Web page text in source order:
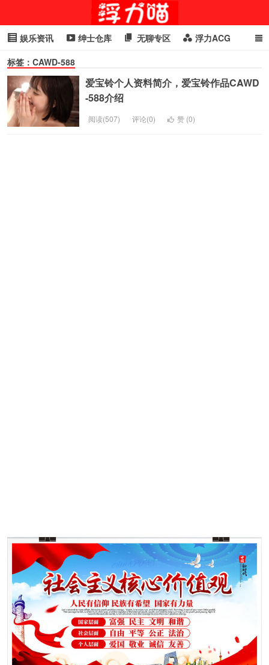
喵星闻
娱乐资讯 绅士仓库 无聊专区 浮力ACG
浮力GIF 明星头条
cosplay
标签：CAWD-588
爱宝铃个人资料简介，爱宝铃作品CAWD
-588介绍
阅读(507) 评论(0) 赞 (0)